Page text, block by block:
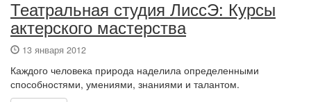
Театральная студия ЛиссЭ: Курсы
актерского мастерства
13 января 2012
Каждого человека природа наделила определенными
способностями, умениями, знаниями и талантом.